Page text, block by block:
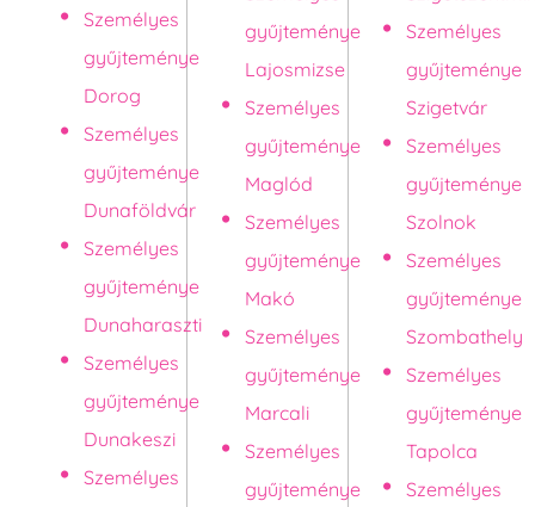
Személyes
gyűjteménye
Dorog
Személyes
gyűjteménye
Dunaföldvár
Személyes
gyűjteménye
Dunaharaszti
Személyes
gyűjteménye
Dunakeszi
Személyes
gyűjteménye
Lajosmizse
Személyes
gyűjteménye
Maglód
Személyes
gyűjteménye
Makó
Személyes
gyűjteménye
Marcali
Személyes
gyűjteménye
Személyes
gyűjteménye
Szigetvár
Személyes
gyűjteménye
Szolnok
Személyes
gyűjteménye
Szombathely
Személyes
gyűjteménye
Tapolca
Személyes